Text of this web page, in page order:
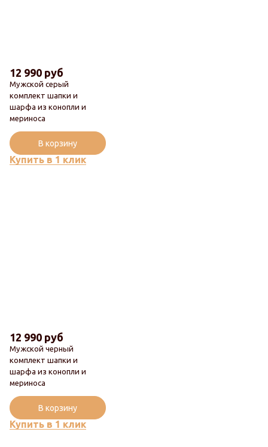
Новинка
Популярный
Мужской серый
комплект шапки и
шарфа из конопли и
мериноса
12 990 руб
Купить в 1 клик
В корзину
Новинка
Популярный
Мужской черный
комплект шапки и
шарфа из конопли и
мериноса
12 990 руб
Купить в 1 клик
В корзину